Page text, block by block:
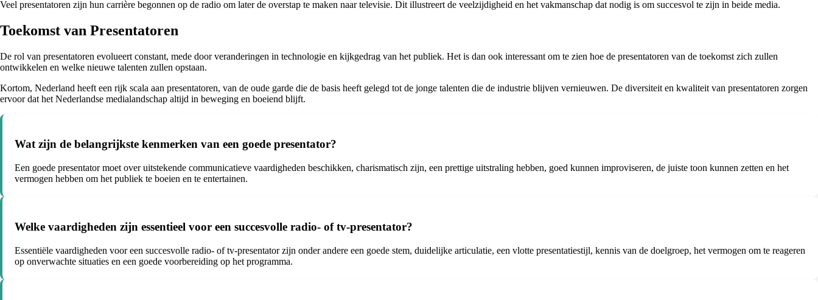
Veel presentatoren zijn hun carrière begonnen op de radio om later de overstap te maken naar televisie. Dit illustreert de veelzijdigheid en het vakmanschap dat nodig is om succesvol te zijn in beide media.
Toekomst van Presentatoren
De rol van presentatoren evolueert constant, mede door veranderingen in technologie en kijkgedrag van het publiek. Het is dan ook interessant om te zien hoe de presentatoren van de toekomst zich zullen
ontwikkelen en welke nieuwe talenten zullen opstaan.
Kortom, Nederland heeft een rijk scala aan presentatoren, van de oude garde die de basis heeft gelegd tot de jonge talenten die de industrie blijven vernieuwen. De diversiteit en kwaliteit van presentatoren zorgen
ervoor dat het Nederlandse medialandschap altijd in beweging en boeiend blijft.
Wat zijn de belangrijkste kenmerken van een goede presentator?
Een goede presentator moet over uitstekende communicatieve vaardigheden beschikken, charismatisch zijn, een prettige uitstraling hebben, goed kunnen improviseren, de juiste toon kunnen zetten en het
vermogen hebben om het publiek te boeien en te entertainen.
Welke vaardigheden zijn essentieel voor een succesvolle radio- of tv-presentator?
Essentiële vaardigheden voor een succesvolle radio- of tv-presentator zijn onder andere een goede stem, duidelijke articulatie, een vlotte presentatiestijl, kennis van de doelgroep, het vermogen om te reageren
op onverwachte situaties en een goede voorbereiding op het programma.